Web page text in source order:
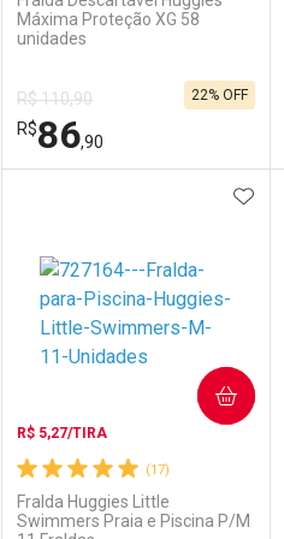
Comprar sem Desconto
Por R$ 104,90/cada
Comprar sem Desconto
Por R$ 104,90/cada
Máxima Proteção XG 58
unidades
R$ 110,90
R$86,90
22% OFF
Laboratório
Por Menos
(17)
R$ 5,27/TIRA
Fralda Huggies Little
Swimmers Praia e Piscina P/M
COMPRAR